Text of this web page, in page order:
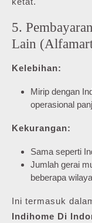
5.
Lain
Kelebihan:
Mirip dengan
operasional
Kekurangan:
Sama seperti
Jumlah gerai
beberapa
Ini termasuk
Indihome Di